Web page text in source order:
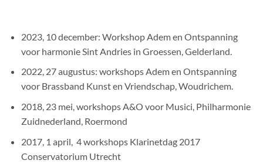
2023, 10 december: Workshop Adem en Ontspanning
voor harmonie Sint Andries in Groessen, Gelderland.
2022, 27 augustus: workshops Adem en Ontspanning
voor Brassband Kunst en Vriendschap, Woudrichem.
2018, 23 mei, workshops A&O voor Musici, Philharmonie
Zuidnederland, Roermond
2017, 1 april, 4 workshops Klarinetdag 2017
Conservatorium Utrecht